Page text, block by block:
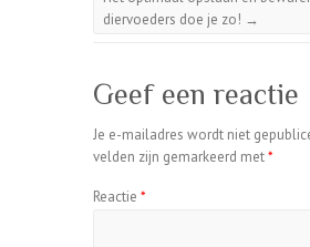
diervoeders doe je zo! →
Geef een reactie
Je e-mailadres wordt niet
velden zijn gemarkeerd met*
Reactie *